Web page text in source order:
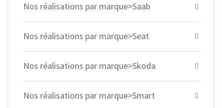
Nos réalisations par marque>Saab
Nos réalisations par marque>Seat
Nos réalisations par marque>Skoda
Nos réalisations par marque>Smart